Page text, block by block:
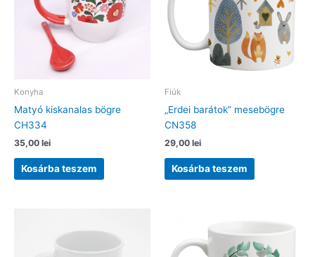
Konyha
Matyó kiskanalas bögre
CH334
35,00 lei
Kosárba teszem
Fiúk
„Erdei barátok” mesebögre
CN358
29,00 lei
Kosárba teszem